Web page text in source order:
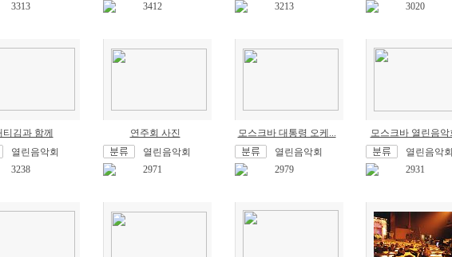
3313
3412
3213
3020
티김과 함께
열린음악회
3238
연주회 사진
열린음악회
2971
모스크바 대통령 오케...
열린음악회
2979
모스크바 열린음악
열린음악회
2931